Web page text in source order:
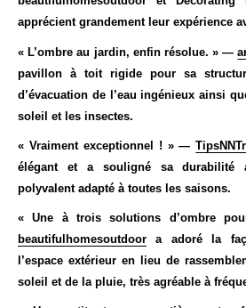
apprécient grandement leur expérience
« L’ombre au jardin, enfin résolue. » —
pavillon à toit rigide pour sa
d’évacuation de l’eau ingénieux ainsi
soleil et les insectes.
« Vraiment exceptionnel ! » —
élégant et a souligné sa durabilité
polyvalent adapté à toutes les saisons.
« Une à trois solutions d’ombre
beautifulhomesoutdoor a adoré la
l’espace extérieur en lieu de
soleil et de la pluie, très agréable à